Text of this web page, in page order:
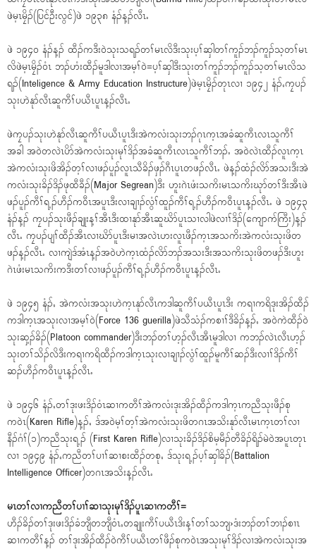
ဖဲမ့ၤမၠိၣ်(ပြင်ဦးလွင်)ဖဲ ၁၉၃၈ နံၣ်န့ၣ်လီၤႉ
ဖဲ ၁၉၄၀ နံၣ်န့ၣ် ထီၣ်ကဒီး၀ဲသုးသရၣ်တၢ်မၤလိဒီးသုးပ့ၢ်ဆှါတၢ်ကူၣ်ဘၣ်ကူၣ်သ့တၢ်မၤ
လိဖဲမ့ၤမၠိၣ်၀ံၤ ဘၣ်ဟံးထီၣ်မူဒါလၢအမ့ၢ်၀ဲ=ပ့ၢ်ဆှါဒီးသုးတၢ်ကူၣ်ဘၣ်ကူၣ်သ့တၢ်မၤလိသ
ရၣ်(Inteligence & Army Education Instructure)ဖဲမ့ၤမၠိၣ်တုၤလၢ ၁၉၄၂ နံၣ်ႇကၠပၣ်
သုးဟဲနုာ်လီၤဆူကီၢ်ပယီၤပူၤန့ၣ်လီၤႉ
ဖဲကၠပၣ်သုးဟဲနုာ်လီၤဆူကီၢ်ပယီၤပူၤဒီးအဲကလံးသုးဘၣ်ဂုၤက့ၤအခံဆူကီၤလၤသူကီၢ်
အခါ အ၀ဲတလဲၤပိာ်အဲကလံးသုးမုၢ်ဒိၣ်အခံဆူကီၤလၤသူကီၢ်ဘၣ်ႉ အ၀ဲလဲၤထီၣ်လူၤက့ၤ
အဲကလံးသုးဖိအိၣ်တ့ၢ်လၢဖၣ်ပူၣ်လူၤသီခိၣ်ဖှၣ်ဂီၤပူၤတဖၣ်လီၤႉ ဖဲန့ၣ်ထံၣ်လိာ်အသးဒီးအဲ
ကလံးသုးခိၣ်ဒိၣ်ဖုထီခီၣ်(Major Segrean)ဒီး ဟူးဂဲၤဖံးသကိးမၤသကိးဃုာ်တၢ်ဒီးအီၤဖဲ
ဖၣ်ပူၣ်ကီၢ်ရ့ၣ်ဟီၣ်က၀ီၤအပူၤဒီးလၢချၢၣ်လွံၢ်ထူၣ်ကီၢ်ရ့ၣ်ဟီၣ်က၀ီၤပူၤန့ၣ်လီၤႉ ဖဲ ၁၉၄၃
နံၣ်န့ၣ် ကၠပၣ်သုးဖီၣ်ချုးန့ၢ်အီၤဒီးထၢနုာ်အီၤဆူဃိာ်ပူၤသၢလါဖဲလၢၢ်ဒိၣ်(ကျောက်ကြီး)န့ၣ်
လီၤႉ ကၠပၣ်ပျၢ်ထီၣ်အီၤလၢဃိာ်ပူၤဒီးမၢအလဲၤဟးလူၤဖီၣ်က့ၤအသကိးအဲကလံးသုးဖိတ
ဖၣ်န့ၣ်လီၤႉ လၢကျဲဒ်အံၤန့ၣ်အ၀ဲဟဲက့ၤထံၣ်လိာ်ဘၣ်အသးဒီးအသကိးသုးဖိတဖၣ်ဒီးဟူး
ဂဲၤဖံးမၤသကိးကဒီးတၢ်လၢဖၣ်ပူၣ်ကီၢ်ရ့ၣ်ဟီၣ်က၀ီၤပူၤန့ၣ်လီၤႉ
ဖဲ ၁၉၄၅ နံၣ်ႇ အဲကလံးအသုးဟဲက့ၤနုာ်လီၤကဒါဆူကီၢ်ပယီၤပူၤဒီး ကရၢကရိဒုးအိၣ်ထီၣ်
ကဒါက့ၤအသုးလၢအမ့ၢ်၀ဲ(Force 136 guerilla)ဖဲသီသံၣ်ကစၢၢ်ဒီခိၣ်န့ၣ်ႇ အ၀ဲကဲထီၣ်၀ဲ
သုးဆှ့ၣ်ခိၣ်(Platoon commander)ဒီးဘၣ်တၢ်ဟ့ၣ်လီၤအီၤမူဒါလၢ ကဘၣ်လဲၤလီၤဟ့ၣ်
သုးတၢ်သိၣ်လိဒီးကရၢကရိထီၣ်ကဒါက့ၤသုးလၢချၢၣ်လွံၢ်ထူၣ်မူကီၢ်ဆၣ်ဒီးလၢၢ်ဒိၣ်ကီၢ်
ဆၣ်ဟီၣ်က၀ီၤပူၤန့ၣ်လီၤႉ
ဖဲ ၁၉၄၆ နံၣ်ႇတၢ်ဒုးဖးဒိၣ်၀ံၤဆၢကတီၢ်အဲကလံးဒုးအိၣ်ထီၣ်ကဒါက့ၤကညီသုးဖီၣ်စု
က၀ဲၤ(Karen Rifle)န့ၣ်ႇ ဒ်အ၀ဲမ့ၢ်တ့ၢ်အဲကလံးသုးဖိတဂၤအသိးနုာ်လီၤမၤက့ၤတၢ်လၢ
နီၣ်ဂံၢ်(၁)ကညီသုးရ့ၣ် (First Karen Rifle)လၢသုးခိၣ်ဒိၣ်စိမ့မီၣ်တီခိၣ်ရိၣ်မဲ၀ဲအပူၤတုၤ
လၢ ၁၉၄၉ နံၣ်ႇကညီတၢ်ပၢၢ်ဆၢစးထီၣ်တစုႇ ဒ်သုးရ့ၣ်ပ့ၢ်ဆှါခိၣ်(Battalion
Intelligence Officer)တဂၤအသိးန့ၣ်လီၤႉ
မၤတၢ်လၢကညီတၢ်ပၢၢ်ဆၢသုးမုၢ်ဒိၣ်ပူၤဆၢကတီၢ်=
ဟီၣ်ခိၣ်တၢ်ဒုးဖးဒိၣ်ခံဘျီတဘျီ၀ံၤႇတချုးကီၢ်ပယီၤဒိးန့ၢ်တၢ်သဘျ›ဒံးဘၣ်တၢ်ဘၢၣ်စၢၤ
ဆၢကတီၢ်န့ၣ် တၢ်ဒုးအိၣ်ထီၣ်၀ဲကီၢ်ပယီၤတၢ်ဖီၣ်စုက၀ဲၤအသုးမုၢ်ဒိၣ်လၢအဲကလံးသုးအ